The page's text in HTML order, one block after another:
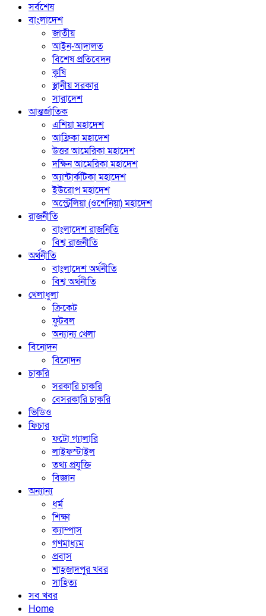
সর্বশেষ
বাংলাদেশ
জাতীয়
আইন-আদালত
বিশেষ প্রতিবেদন
কৃষি
স্থানীয় সরকার
সারাদেশ
আন্তর্জাতিক
এশিয়া মহাদেশ
আফ্রিকা মহাদেশ
উত্তর আমেরিকা মহাদেশ
দক্ষিন আমেরিকা মহাদেশ
অ্যান্টার্কটিকা মহাদেশ
ইউরোপ মহাদেশ
অস্ট্রেলিয়া (ওশেনিয়া) মহাদেশ
রাজনীতি
বাংলাদেশ রাজনিতি
বিশ্ব রাজনীতি
অর্থনীতি
বাংলাদেশ অর্থনীতি
বিশ্ব অর্থনীতি
খেলাধুলা
ক্রিকেট
ফুটবল
অন্যান্য খেলা
বিনোদন
বিনোদন
চাকরি
সরকারি চাকরি
বেসরকারি চাকরি
ভিডিও
ফিচার
ফটো গ্যালারি
লাইফস্টাইল
তথ্য প্রযুক্তি
বিজ্ঞান
অন্যান্য
ধর্ম
শিক্ষা
ক্যাম্পাস
গণমাধ্যম
প্রবাস
শাহজাদপুর খবর
সাহিত্য
সব খবর
Home